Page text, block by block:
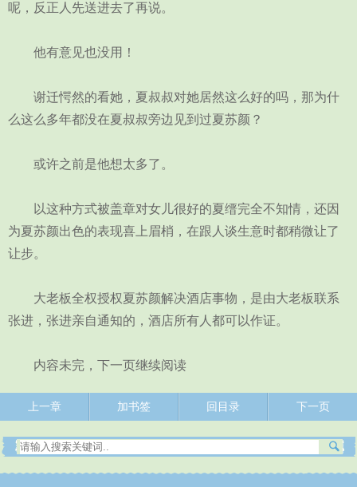
呢，反正人先送进去了再说。
他有意见也没用！
谢迁愕然的看她，夏叔叔对她居然这么好的吗，那为什
么这么多年都没在夏叔叔旁边见到过夏苏颜？
或许之前是他想太多了。
以这种方式被盖章对女儿很好的夏缙完全不知情，还因
为夏苏颜出色的表现喜上眉梢，在跟人谈生意时都稍微让了
让步。
大老板全权授权夏苏颜解决酒店事物，是由大老板联系
张进，张进亲自通知的，酒店所有人都可以作证。
内容未完，下一页继续阅读
上一章 加书签 回目录 下一页